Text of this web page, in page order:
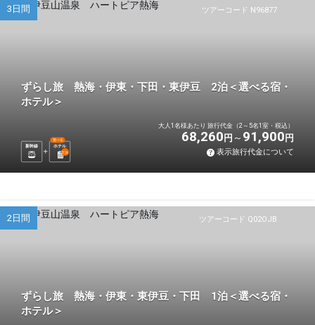
ツアーコード N96877
3日間
ずらし旅 熱海・伊東・下田・東伊豆 2泊＜選べる宿・
ホテル＞
新幹線 ホテル
選べる
2泊
大人1名様あたり 旅行代金（2～5名1室・税込）
68,260 円 91,900 円
表示旅行代金について
ツアーコード Q02OJB
2日間
ずらし旅 熱海・伊東・東伊豆・下田 1泊＜選べる宿・
ホテル＞